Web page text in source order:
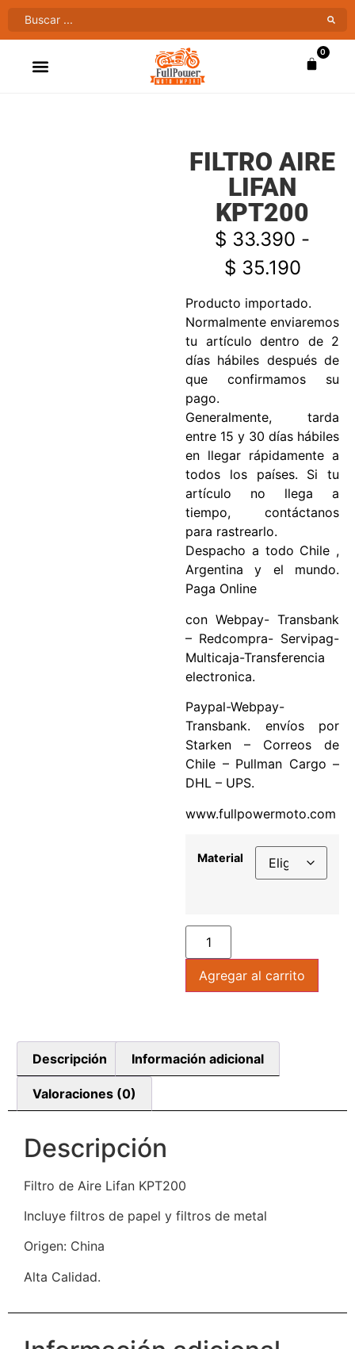
0
FILTRO AIRE
LIFAN
KPT200
$ 33.390 -
$ 35.190
Producto importado.
Normalmente enviaremos
tu artículo dentro de 2
días hábiles después de
que confirmamos su
pago.
Generalmente, tarda
entre 15 y 30 días hábiles
en llegar rápidamente a
todos los países. Si tu
artículo no llega a
tiempo, contáctanos
para rastrearlo.
Despacho a todo Chile ,
Argentina y el mundo.
Paga Online
con Webpay- Transbank
– Redcompra- Servipag-
Multicaja-Transferencia
electronica.
Paypal-Webpay-
Transbank. envíos por
Starken – Correos de
Chile – Pullman Cargo –
DHL – UPS.
www.fullpowermoto.com
Material
Agregar al carrito
Descripción Información adicional
Valoraciones (0)
Descripción
Filtro de Aire Lifan KPT200
Incluye filtros de papel y filtros de metal
Origen: China
Alta Calidad.